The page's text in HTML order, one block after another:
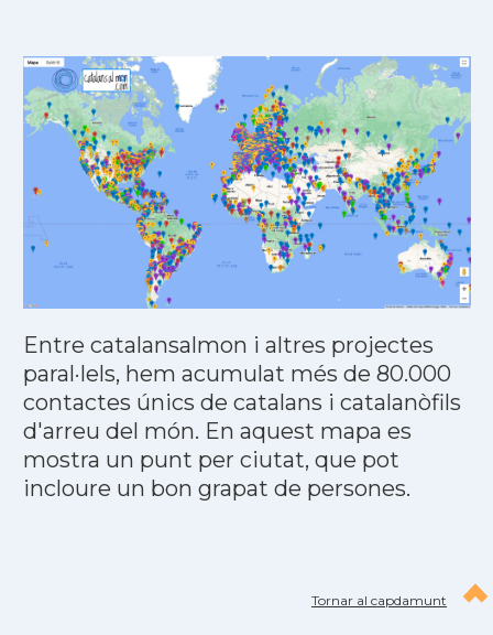
Entre catalansalmon i altres projectes
paral·lels, hem acumulat més de 80.000
contactes únics de catalans i catalanòfils
d'arreu del món. En aquest mapa es
mostra un punt per ciutat, que pot
incloure un bon grapat de persones.
Tornar al capdamunt